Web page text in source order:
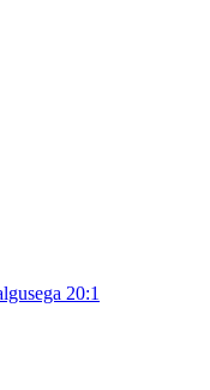
20:1